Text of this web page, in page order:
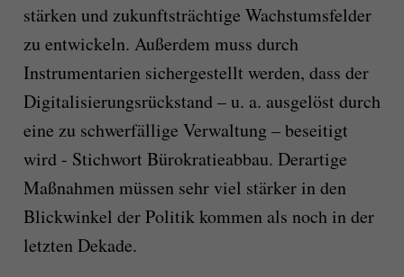
stärken und zukunftsträchtige Wachstumsfelder
zu entwickeln. Außerdem muss durch
Instrumentarien sichergestellt werden, dass der
Digitalisierungsrückstand – u. a. ausgelöst durch
eine zu schwerfällige Verwaltung – beseitigt
wird - Stichwort Bürokratieabbau. Derartige
Maßnahmen müssen sehr viel stärker in den
Blickwinkel der Politik kommen als noch in der
letzten Dekade.